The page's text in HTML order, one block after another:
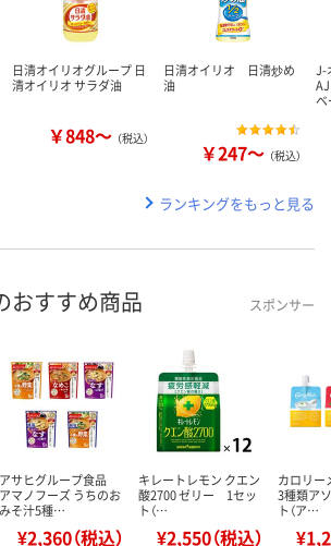
日清オイリオグループ 日
清オイリオ サラダ油
￥848～ （税込）
日清オイリオ 日清炒め
油
￥247～ （税込）
J-
ランキングをもっと見る
おすすめ商品 スポンサー
アサヒグループ食品
アマノフーズ うちのお
みそ汁5種…
¥2,360（税込）
キレートレモン クエン
酸2700 ゼリー 1セッ
ト（…
¥2,550（税込）
カロリー
3種類ア
ト（ア…